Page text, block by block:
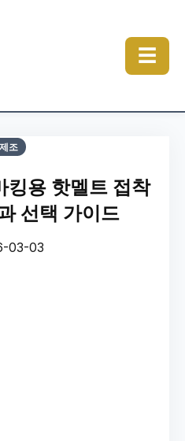
☰
제조
킹용 핫멜트 접착
선택 가이드
03-03